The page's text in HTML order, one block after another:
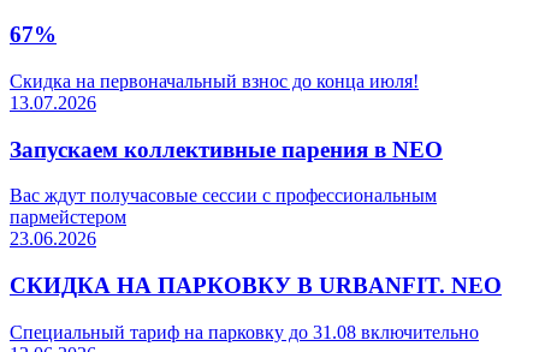
67%
Скидка на первоначальный взнос до конца июля!
13.07.2026
Запускаем коллективные парения в NEO
Вас ждут получасовые сессии с профессиональным
пармейстером
23.06.2026
СКИДКА НА ПАРКОВКУ В URBANFIT. NEO
Специальный тариф на парковку до 31.08 включительно